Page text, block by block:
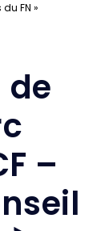
FN »
–